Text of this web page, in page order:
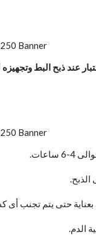
عند ذبح البط
حتى يتم تجنب أى
الدم.